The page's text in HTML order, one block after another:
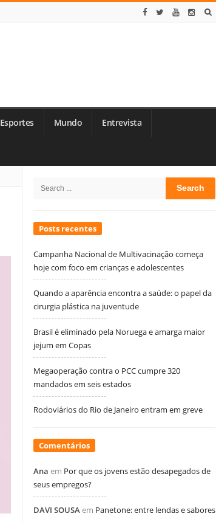
Esportes Mundo Entrevista
Sidebar
Search
Posts recentes
Campanha Nacional de Multivacinação começa
hoje com foco em crianças e adolescentes
Quando a aparência encontra a saúde: o papel da
cirurgia plástica na juventude
Brasil é eliminado pela Noruega e amarga maior
jejum em Copas
Megaoperação contra o PCC cumpre 320
mandados em seis estados
Rodoviários do Rio de Janeiro entram em greve
Comentários
Ana em Por que os jovens estão desapegados de
seus empregos?
DAVI SOUSAem Panetone: entre lendas e sabores